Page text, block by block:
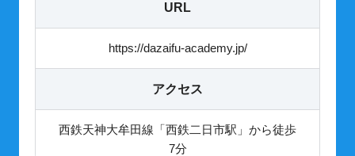
URL
https://dazaifu-academy.jp/
アクセス
西鉄天神大牟田線「西鉄二日市駅」から徒歩
7分